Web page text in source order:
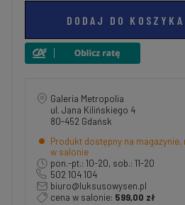
DODAJ DO KOSZYKA
Galeria Metropolia
ul. Jana Kilińskiego 4
80-452 Gdańsk
Produkt dostępny na
w salonie
pon.-pt.: 10-20, sob.: 11-20
502 104 104
biuro@luksusowysen.pl
cena w salonie: 599,00 zł